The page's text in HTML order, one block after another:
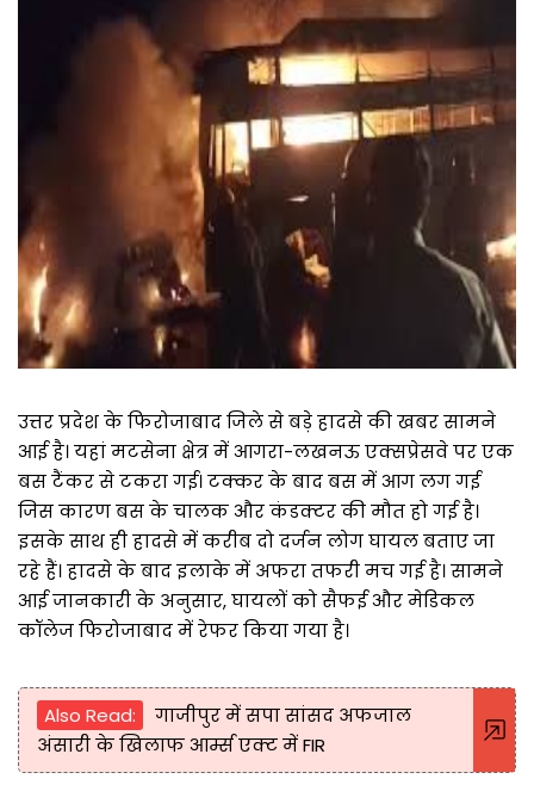
उत्तर प्रदेश के फिरोजाबाद जिले से बड़े हादसे की खबर सामने
आई है। यहां मटसेना क्षेत्र में आगरा-लखनऊ एक्सप्रेसवे पर एक
बस टैंकर से टकरा गई। टक्कर के बाद बस में आग लग गई
जिस कारण बस के चालक और कंडक्टर की मौत हो गई है।
इसके साथ ही हादसे में करीब दो दर्जन लोग घायल बताए जा
रहे हैं। हादसे के बाद इलाके में अफरा तफरी मच गई है। सामने
आई जानकारी के अनुसार, घायलों को सैफई और मेडिकल
कॉलेज फिरोजाबाद में रेफर किया गया है।
Also Read:
गाजीपुर में सपा सांसद अफजाल
अंसारी के खिलाफ आर्म्स एक्ट में FIR